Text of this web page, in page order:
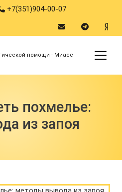
+7(351)904-00-07
Social
помощи - Миасс
похмелье:
из запоя